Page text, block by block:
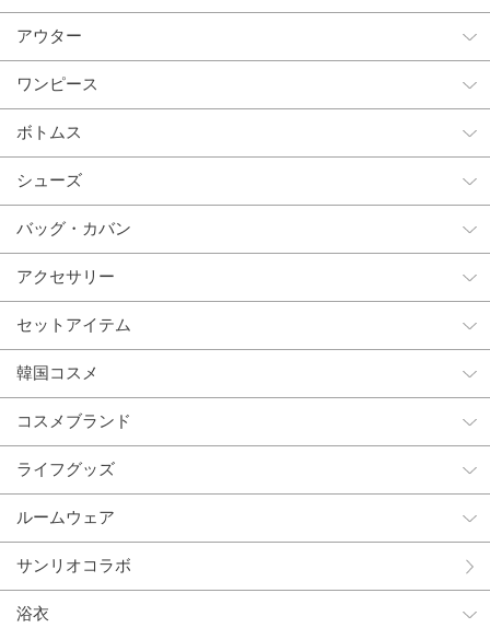
アウター
ワンピース
ボトムス
シューズ
バッグ・カバン
アクセサリー
セットアイテム
韓国コスメ
コスメブランド
ライフグッズ
ルームウェア
サンリオコラボ
浴衣